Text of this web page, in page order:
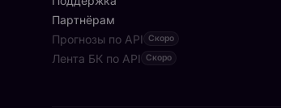
Партнёрам
Прогнозы по API Скоро
Лента БК по API Скоро